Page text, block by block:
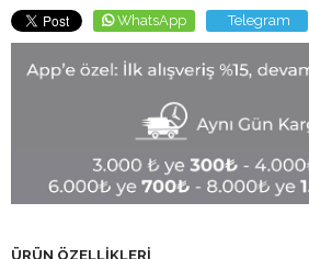
WhatsApp Telegram
ÜRÜN ÖZELLIKLERI